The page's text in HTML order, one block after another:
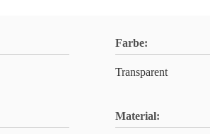
Farbe:
Transparent
Material: